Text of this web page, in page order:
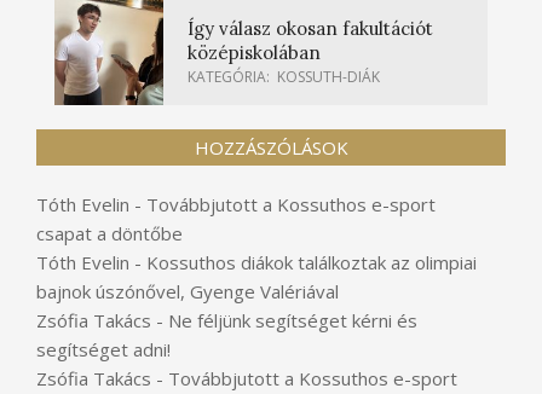
Így válasz okosan fakultációt
középiskolában
KATEGÓRIA: KOSSUTH-DIÁK
HOZZÁSZÓLÁSOK
Tóth Evelin - Továbbjutott a Kossuthos e-sport
csapat a döntőbe
Tóth Evelin - Kossuthos diákok találkoztak az olimpiai
bajnok úszónővel, Gyenge Valériával
Zsófia Takács - Ne féljünk segítséget kérni és
segítséget adni!
Zsófia Takács - Továbbjutott a Kossuthos e-sport